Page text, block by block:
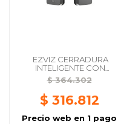
EZVIZ CERRADURA
INTELIGENTE CON
HUELLA DACTILAR DL05
$ 364.302
$ 316.812
Precio web en 1 pago